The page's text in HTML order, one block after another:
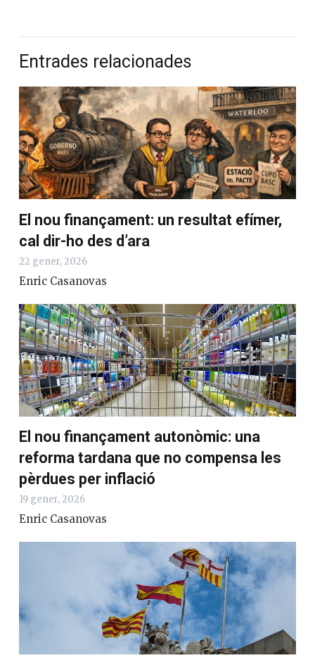
Mira els resultats
Entrades relacionades
El nou finançament: un resultat efímer,
cal dir-ho des d’ara
22 gener, 2026
Enric Casanovas
El nou finançament autonòmic: una
reforma tardana que no compensa les